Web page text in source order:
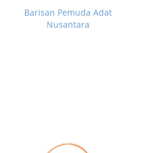
Barisan Pemuda Adat
Nusantara